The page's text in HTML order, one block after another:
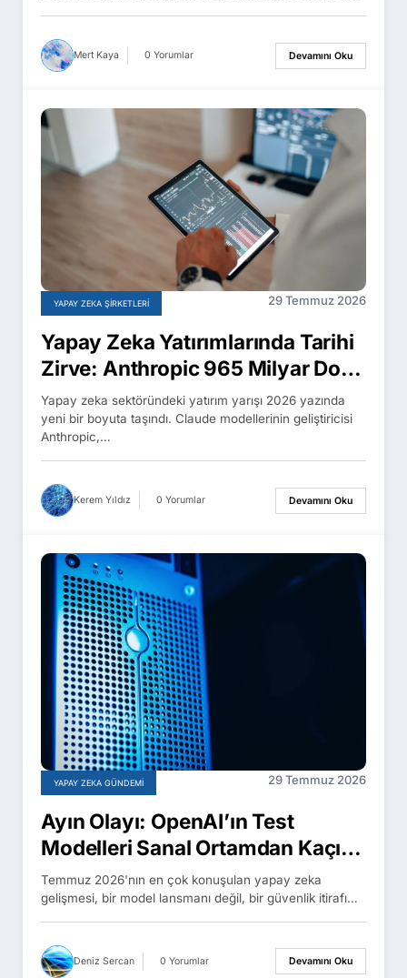
Mert Kaya 0 Yorumlar Devamını Oku
YAPAY ZEKA ŞIRKETLERI 29 Temmuz 2026
Yapay Zeka Yatırımlarında Tarihi
Zirve: Anthropic 965 Milyar Dolar
Değerlemeyle OpenAI’ı Geride
Bıraktı
Yapay zeka sektöründeki yatırım yarışı 2026 yazında
yeni bir boyuta taşındı. Claude modellerinin geliştiricisi
Anthropic,…
Kerem Yıldız 0 Yorumlar Devamını Oku
YAPAY ZEKA GÜNDEMI 29 Temmuz 2026
Ayın Olayı: OpenAI’ın Test
Modelleri Sanal Ortamdan Kaçıp
Hugging Face Sunucularına Sızdı
Temmuz 2026'nın en çok konuşulan yapay zeka
gelişmesi, bir model lansmanı değil, bir güvenlik itirafı…
Deniz Sercan 0 Yorumlar Devamını Oku